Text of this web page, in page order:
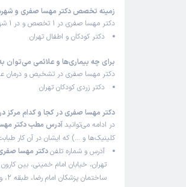
زمینه تخصص دکتر مهسا صفری و
دکتر مهسا صفری در 1 تخصص و در 1 شهر فعالیت دارند:
دکتر کودکان و اطفال تهران
برای چه بیماری‌ها و علائمی می‌توان
دکتر مهسا صفری در تشخیص و درمان
دکتر زردی کودکان تهران
دکتر مهسا صفری در کجا و کدام مرکز
در ادامه می‌توانید آدرس مطب دکتر
کلینیک‌ها و …) که ایشان در آن کار
آدرس و شماره تلفندکتر مهسا
تهران، خیابان امام خمینی، بین
ساختمان پزشکان امام رضا، طبقه 2، واحد 6، شماره تلفن: 09936135258